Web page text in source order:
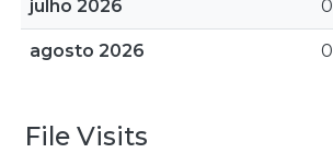
julho 2026 0
agosto 2026 0
File Visits